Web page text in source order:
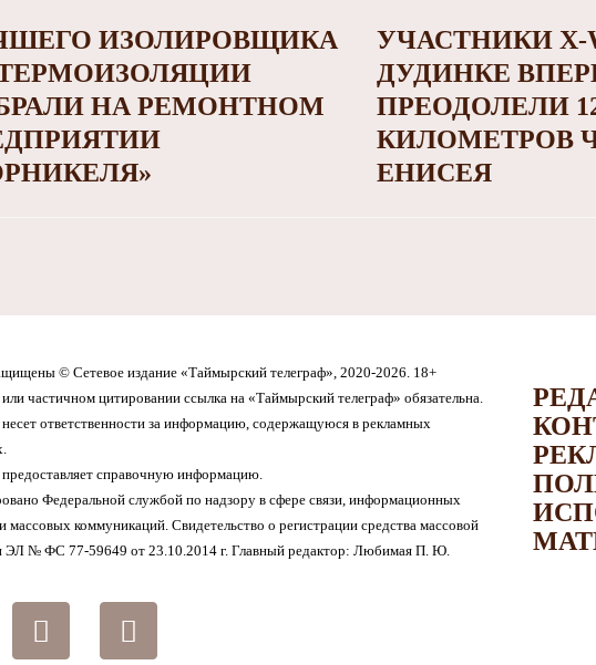
ИЗОЛИРОВЩИКА
НА РЕМОНТНОМ
УЧАСТНИКИ X-
ДУДИНКЕ
ПРЕОДОЛЕЛИ
КИЛОМЕТРОВ
ЕНИСЕЯ
© Сетевое издание «Таймырский телеграф», 2020-2026. 18+
частичном цитировании ссылка на «Таймырский телеграф» обязательна.
несет ответственности за информацию, содержащуюся в рекламных
предоставляет справочную информацию.
Федеральной службой по надзору в сфере связи, информационных
массовых коммуникаций. Свидетельство о регистрации средства массовой
ЭЛ № ФС 77-59649 от 23.10.2014 г. Главный редактор: Любимая П. Ю.